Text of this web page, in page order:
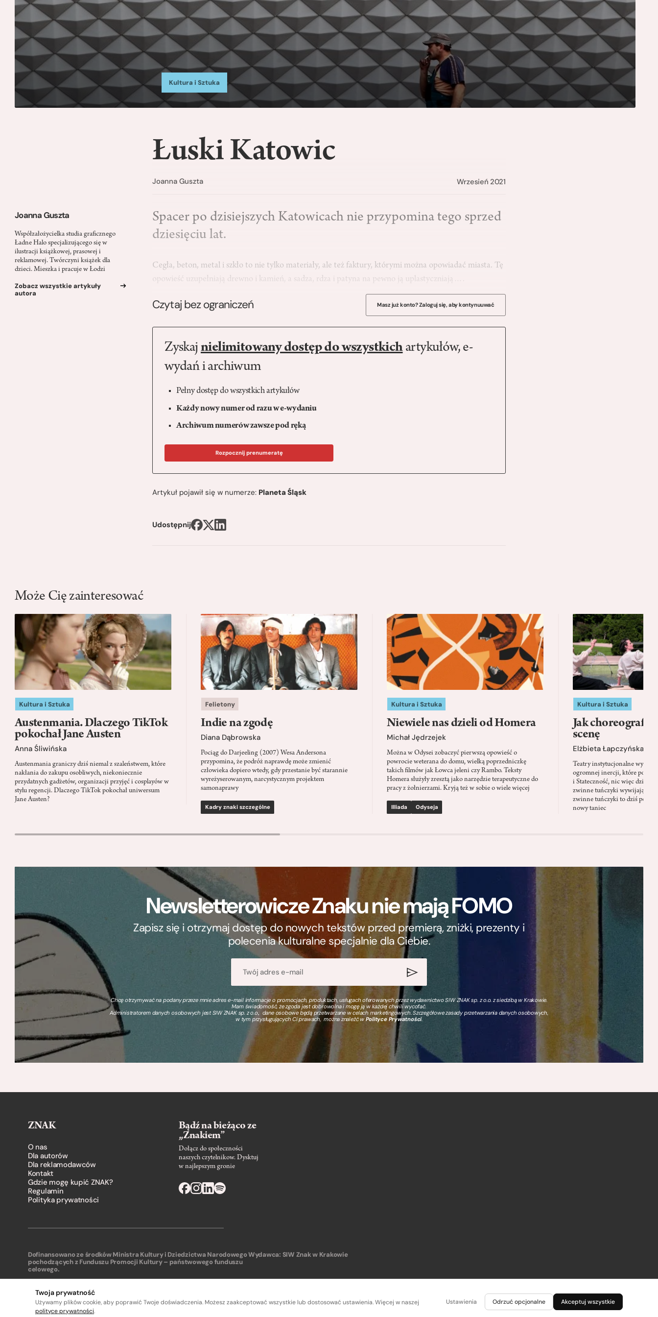
Kultura i Sztuka
Joanna Guszta
Współzałożycielka studia graficznego
Ładne Halo specjalizującego się w
ilustracji książkowej, prasowej i
reklamowej. Twórczyni książek dla
dzieci. Mieszka i pracuje w Łodzi
Zobacz wszystkie artykuły
autora
Łuski Katowic
Joanna Guszta Wrzesień 2021
Spacer po dzisiejszych Katowicach nie przypomina tego sprzed
dziesięciu lat.
Cegła, beton, metal i szkło to nie tylko materiały, ale też faktury, którymi można opowiadać miasta. Tę
opowieść uzupełniają drewno i kamień, a sadza, rdza i patyna na pewno ją uplastyczniają….
Czytaj bez ograniczeń Masz już konto? Zaloguj się, aby kontynuuwać
Zyskaj nielimitowany dostęp do wszystkichartykułów, e-
wydań i archiwum
Pełny dostęp do wszystkich artykułów
Każdy nowy numer od razu w e-wydaniu
Archiwum numerów zawsze pod ręką
Rozpocznij prenumeratę
Artykuł pojawił się w numerze: Planeta Śląsk
Udostępnij
Może Cię zainteresować
Kultura i Sztuka
Austenmania. Dlaczego TikTok
pokochał Jane Austen
Anna Śliwińska
Austenmania graniczy dziś niemal z szaleństwem, które
nakłania do zakupu osobliwych, niekoniecznie
przydatnych gadżetów, organizacji przyjęć i cosplayów w
stylu regencji. Dlaczego TikTok pokochał uniwersum
Jane Austen?
Felietony
Indie na zgodę
Diana Dąbrowska
Pociąg do Darjeeling (2007) Wesa Andersona
przypomina, że podróż naprawdę może zmienić
człowieka dopiero wtedy, gdy przestanie być starannie
wyreżyserowanym, narcystycznym projektem
samonaprawy
Kadry znaki szczególne
Kultura i Sztuka
Niewiele nas dzieli od Homera
Michał Jędrzejek
Można w Odysei zobaczyć pierwszą opowieść o
powrocie weterana do domu, wielką poprzedniczkę
takich filmów jak Łowca jeleni czy Rambo. Teksty
Homera służyły zresztą jako narzędzie terapeutyczne do
pracy z żołnierzami. Kryją też w sobie o wiele więcej
Illiada Odyseja
Kultura i Sztuka
Jak
scenę
Elżbieta Łapczyńska
Teatry instytucjonalne
ogromnej inercji, które ponad
i Stateczność, nic więc
zwinne tuńczyki wywijają
zwinne tuńczyki to dziś
nowy taniec
Newsletterowicze Znaku nie mają FOMO
Zapisz się i otrzymaj dostęp do nowych tekstów przed premierą, zniżki, prezenty i
polecenia kulturalne specjalnie dla Ciebie.
Chcę otrzymywać na podany przeze mnie adres e-mail informacje o promocjach, produktach, usługach oferowanych przez wydawnictwo SIW ZNAK sp. z o.o. z siedzibą w Krakowie.
Mam świadomość, że zgoda jest dobrowolna i mogę ją w każdej chwili wycofać.
Administratorem danych osobowych jest SIW ZNAK sp. z o.o., dane osobowe będą przetwarzane w celach marketingowych. Szczegółowe zasady przetwarzania danych osobowych,
w tym przysługujących Ci prawach, można znaleźć wPolityce Prywatności.
ZNAK
O nas
Dla autorów
Dla reklamodawców
Kontakt
Gdzie mogę kupić ZNAK?
Regulamin
Polityka prywatności
Bądź na bieżąco ze
„Znakiem”
Dołącz do społeczności
naszych czytelnikow. Dysktuj
w najlepszym gronie
Dofinansowano ze środków Ministra Kultury i Dziedzictwa Narodowego
pochodzących z Funduszu Promocji Kultury – państwowego funduszu
celowego.
Wydawca: SIW Znak w Krakowie
Twoja prywatność
Używamy plików cookie, aby poprawić Twoje doświadczenia. Możesz zaakceptować wszystkie lub dostosować ustawienia. Więcej w naszej
polityce prywatności.
Ustawienia Odrzuć opcjonalne Akceptuj wszystkie